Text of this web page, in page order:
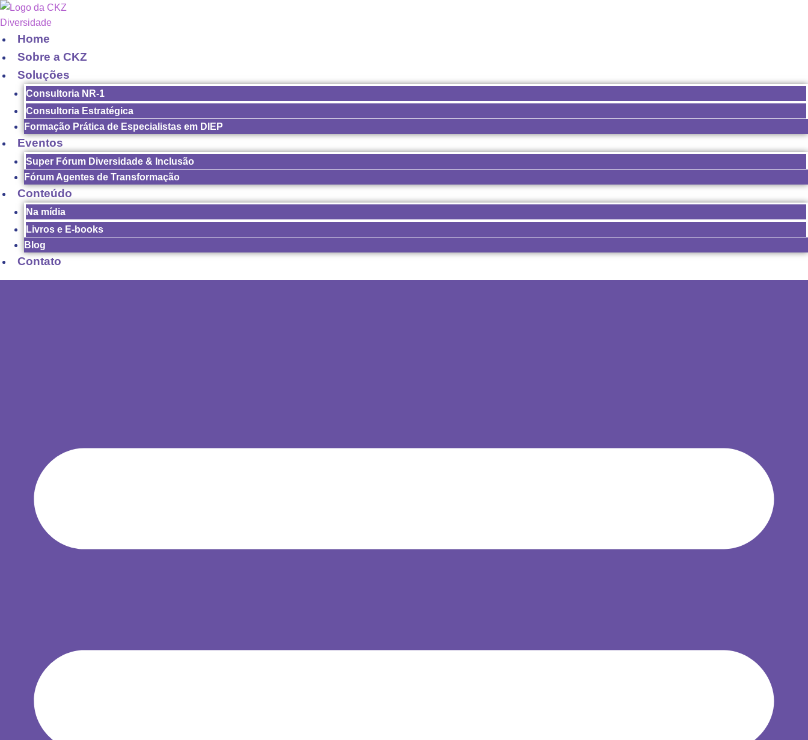
Home
Sobre a CKZ
Soluções
Consultoria NR-1
Consultoria Estratégica
Formação Prática de Especialistas em DIEP
Eventos
Super Fórum Diversidade & Inclusão
Fórum Agentes de Transformação
Conteúdo
Na mídia
Livros e E-books
Blog
Contato